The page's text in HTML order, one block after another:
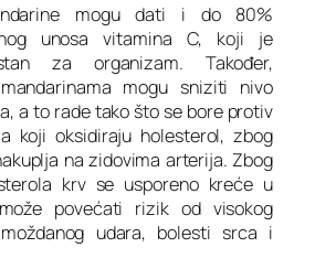
mogu dati i do 80%
unosa vitamina C, koji je
za organizam. Također,
mogu sniziti nivo
a to rade tako što se bore protiv
koji oksidiraju holesterol, zbog
na zidovima arterija. Zbog
krv se usporeno kreće u
povećati rizik od visokog
udara, bolesti srca i